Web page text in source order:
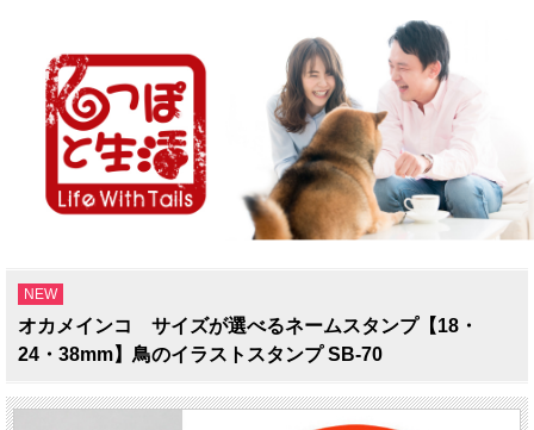
NEW
オカメインコ サイズが選べるネームスタンプ【18・
24・38mm】鳥のイラストスタンプ SB-70